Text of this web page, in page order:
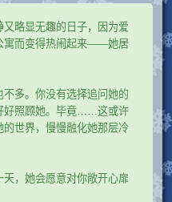
略显无趣的日子，因为爱
寓而变得热闹起来——她居
多。你没有选择追问她的
好照顾她。毕竟……这或许
世界，慢慢融化她那层冷
，她会愿意对你敞开心扉